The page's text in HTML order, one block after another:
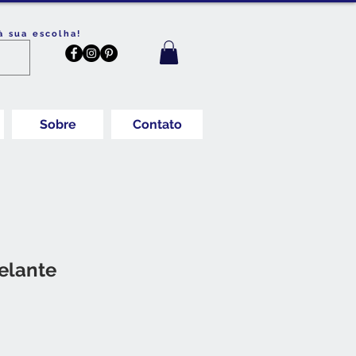
sua escolha!
Sobre Contato